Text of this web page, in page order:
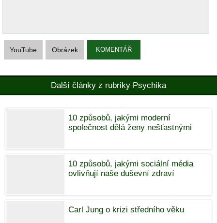
YouTube Obrázek KOMENTÁŘ
Další články z rubriky Psychika
10 způsobů, jakými moderní
společnost dělá ženy nešťastnými
10 způsobů, jakými sociální média
ovlivňují naše duševní zdraví
Carl Jung o krizi středního věku